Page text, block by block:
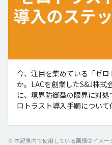
今、注目を集めている「ゼ
か。LACを創業したS&J株式
に、境界防御型の限界に対
ロトラスト導入手順について
※ 本記事内で使用している画像はイメー